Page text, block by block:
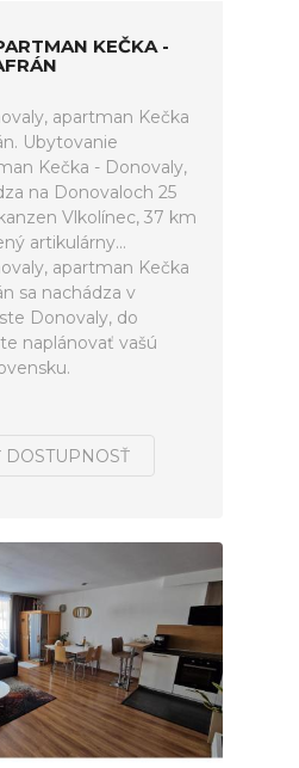
KEČKA -
apartman Kečka
Ubytovanie
Kečka - Donovaly,
na Donovaloch 25
Vlkolínec, 37 km
artikulárny...
apartman Kečka
sa nachádza v
Donovaly, do
naplánovať vašú
DOSTUPNOSŤ